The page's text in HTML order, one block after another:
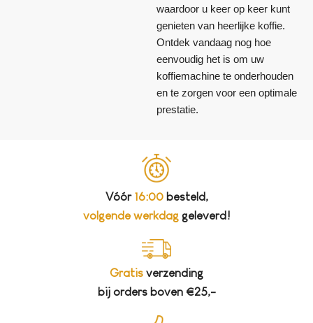
waardoor u keer op keer kunt
genieten van heerlijke koffie.
Ontdek vandaag nog hoe
eenvoudig het is om uw
koffiemachine te onderhouden
en te zorgen voor een optimale
prestatie.
Vóór 16:00besteld,
volgende werkdaggeleverd!
Gratis verzending
bij orders boven €25,-